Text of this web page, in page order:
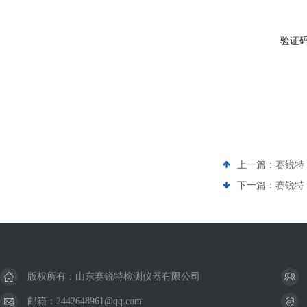
验证
上一篇： 赛锐特
下一篇： 赛锐特
版权所有：山东赛锐特检测仪器有限公司
邮箱：2442648961@qq.com